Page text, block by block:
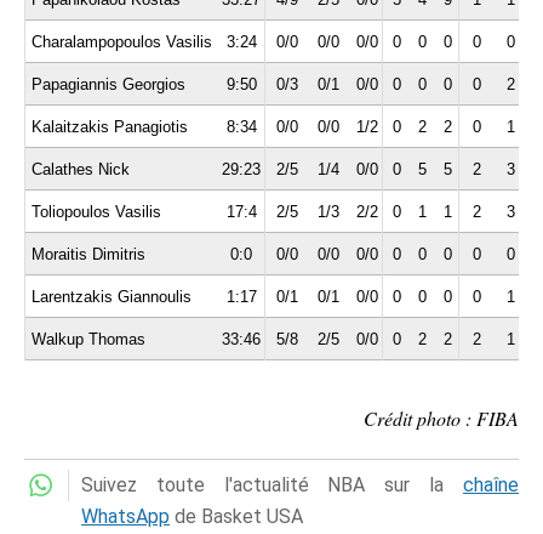
Charalampopoulos Vasilis 3:24 0/0 0/0 0/0 0 0 0 0 0
Papagiannis Georgios 9:50 0/3 0/1 0/0 0 0 0 0 2
Kalaitzakis Panagiotis 8:34 0/0 0/0 1/2 0 2 2 0 1
Calathes Nick 29:23 2/5 1/4 0/0 0 5 5 2 3
Toliopoulos Vasilis 17:4 2/5 1/3 2/2 0 1 1 2 3
Moraitis Dimitris 0:0 0/0 0/0 0/0 0 0 0 0 0
Larentzakis Giannoulis 1:17 0/1 0/1 0/0 0 0 0 0 1
Walkup Thomas 33:46 5/8 2/5 0/0 0 2 2 2 1
Crédit photo : FIBA
Suivez toute l'actualité NBA sur la chaîne
WhatsApp de Basket USA